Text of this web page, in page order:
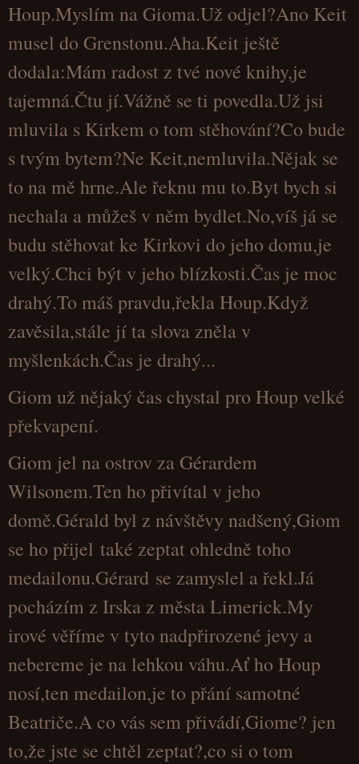
Houp.Myslím na Gioma.Už odjel?Ano Keit
musel do Grenstonu.Aha.Keit ještě
dodala:Mám radost z tvé nové knihy,je
tajemná.Čtu jí.Vážně se ti povedla.Už jsi
mluvila s Kirkem o tom stěhování?Co bude
s tvým bytem?Ne Keit,nemluvila.Nějak se
to na mě hrne.Ale řeknu mu to.Byt bych si
nechala a můžeš v něm bydlet.No,víš já se
budu stěhovat ke Kirkovi do jeho domu,je
velký.Chci být v jeho blízkosti.Čas je moc
drahý.To máš pravdu,řekla Houp.Když
zavěsila,stále jí ta slova zněla v
myšlenkách.Čas je drahý...
Giom už nějaký čas chystal pro Houp velké
překvapení.
Giom jel na ostrov za Gérardem
Wilsonem.Ten ho přivítal v jeho
domě.Gérald byl z návštěvy nadšený,Giom
se ho přijel také zeptat ohledně toho
medailonu.Gérard se zamyslel a řekl.Já
pocházím z Irska z města Limerick.My
irové věříme v tyto nadpřirozené jevy a
nebereme je na lehkou váhu.Ať ho Houp
nosí,ten medailon,je to přání samotné
Beatriče.A co vás sem přivádí,Giome? jen
to,že jste se chtěl zeptat?,co si o tom